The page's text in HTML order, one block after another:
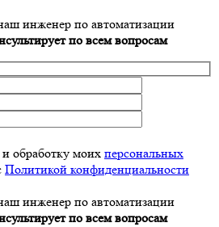
инженер по автоматизации
по всем вопросам
обработку моих персональных
Политикой конфиденциальности
инженер по автоматизации
по всем вопросам